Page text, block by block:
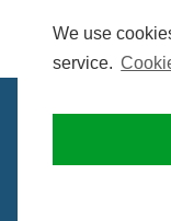
We use
service.